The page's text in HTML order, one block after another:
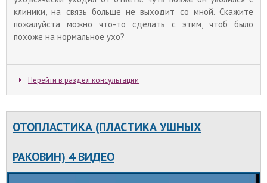
клиники, на связь больше не выходит со мной. Скажите
пожалуйста можно что-то сделать с этим, чтоб было
похоже на нормальное ухо?
Перейти в раздел консультации
ОТОПЛАСТИКА (ПЛАСТИКА УШНЫХ
РАКОВИН) 4 ВИДЕО